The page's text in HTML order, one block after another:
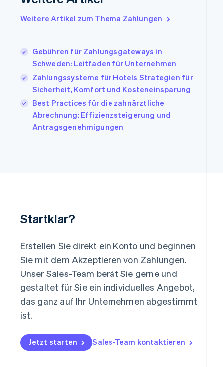
Weitere Artikel zum Thema Zahlungen
Gebühren für Zahlungsgateways in
Schweden: Leitfaden für Unternehmen
Zahlungssysteme für Hotels Strategien für
Sicherheit, Komfort und Kosteneinsparung
Best Practices für die zahnärztliche
Abrechnung: Effizienzsteigerung und
Antragsgenehmigungen
Startklar?
Erstellen Sie direkt ein Konto und beginnen
Sie mit dem Akzeptieren von Zahlungen.
Unser Sales-Team berät Sie gerne und
gestaltet für Sie ein individuelles Angebot,
das ganz auf Ihr Unternehmen abgestimmt
ist.
Jetzt starten Sales-Team kontaktieren
English
Japan
日本語 English
Kanada
EnglishFrançais
Kroatien
EnglishItaliano
Lettland
English
Liechtenstein
English
Español English
Neuseeland
English
Niederlande
Norwegen
English
Polen
English
Portugal